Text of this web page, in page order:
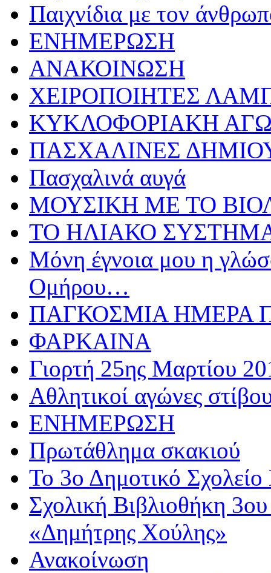
Παιχνίδια με τον
ΕΝΗΜΕΡΩΣΗ
ΑΝΑΚΟΙΝΩΣΗ
ΧΕΙΡΟΠΟΙΗΤΕΣ
ΚΥΚΛΟΦΟΡΙΑΚΗ
ΠΑΣΧΑΛΙΝΕΣ
Πασχαλινά αυγά
ΜΟΥΣΙΚΗ ΜΕ ΤΟ
ΤΟ ΗΛΙΑΚΟ
Μόνη έγνοια μου η
Ομήρου…
ΠΑΓΚΟΣΜΙΑ ΗΜΕΡΑ
ΦΑΡΚΑΙΝΑ
Γιορτή 25ης Μαρτίου
Αθλητικoί αγώνες
ΕΝΗΜΕΡΩΣΗ
Πρωτάθλημα σκακιού
Το 3ο Δημοτικό Σχολείο
Σχολική Βιβλιοθήκη
«Δημήτρης Χούλης»
Ανακοίνωση